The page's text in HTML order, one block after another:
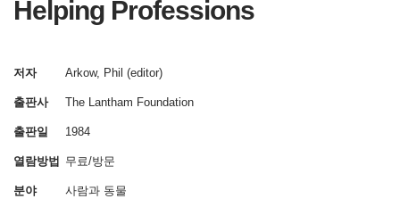
Helping Professions
저자 Arkow, Phil (editor)
출판사 The Lantham Foundation
출판일 1984
열람방법 무료/방문
분야 사람과 동물